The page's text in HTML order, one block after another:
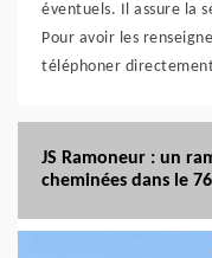
éventuels. Il assure la
Pour avoir les
téléphoner
JS Ramoneur : un
cheminées dans le